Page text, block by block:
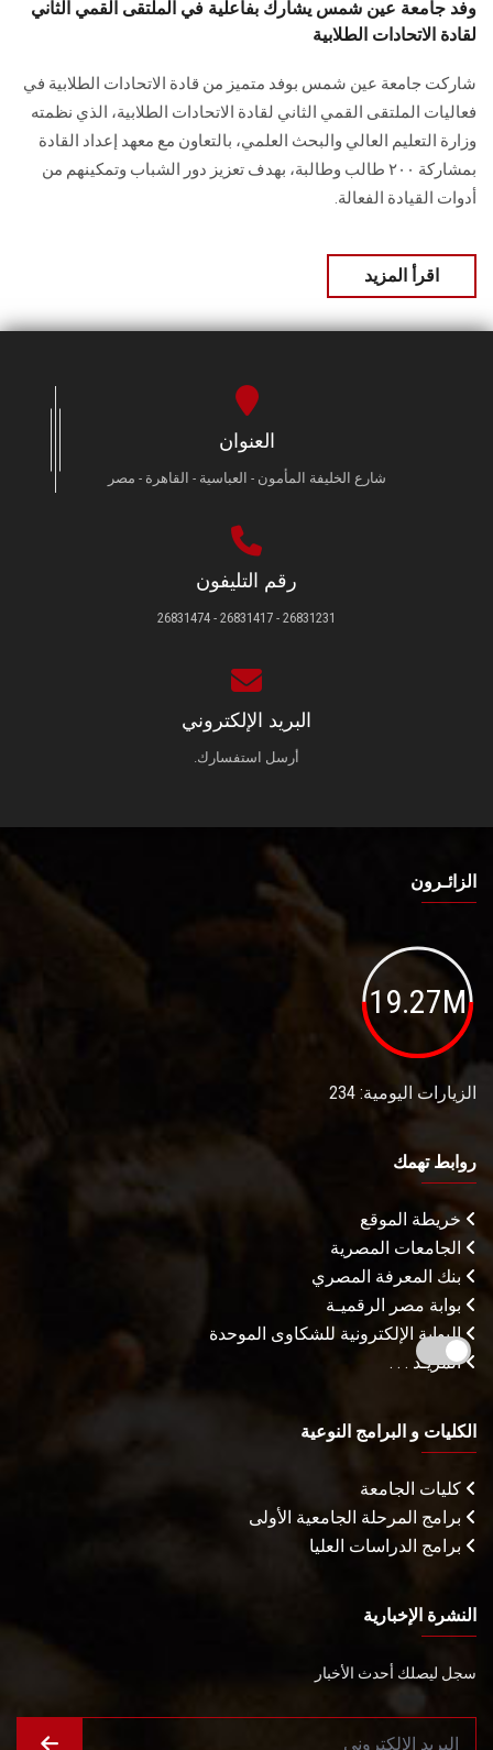
الزائـرون
سجل الان
وفد جامعة عين شمس يشارك بفاعلية في الملتقى القمي الثاني
لقادة الاتحادات الطلابية
شاركت جامعة عين شمس بوفد متميز من قادة الاتحادات الطلابية في
فعاليات الملتقى القمي الثاني لقادة الاتحادات الطلابية، الذي نظمته
وزارة التعليم العالي والبحث العلمي، بالتعاون مع معهد إعداد القادة
بمشاركة ٢٠٠ طالب وطالبة، بهدف تعزيز دور الشباب وتمكينهم من
أدوات القيادة الفعالة.
اقرأ المزيد
العنوان
شارع الخليفة المأمون - العباسية - القاهرة - مصر
رقم التليفون
26831231 - 26831417 - 26831474
البريد الإلكتروني
أرسل استفسارك.
الزائـرون
19.27M
الزيارات اليومية: 234
روابط تهمك
خريطة الموقع
الجامعات المصرية
بنك المعرفة المصري
بوابة مصر الرقميـة
البوابة الإلكترونية للشكاوى الموحدة
المزيـد . . .
الكليات و البرامج النوعية
كليات الجامعة
برامج المرحلة الجامعية الأولى
برامج الدراسات العليا
النشرة الإخبارية
سجل ليصلك أحدث الأخبار